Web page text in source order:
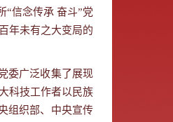
“信念传承 奋斗”党
年未有之大变局的
委广泛收集了展现
科技工作者以民族
组织部、中央宣传